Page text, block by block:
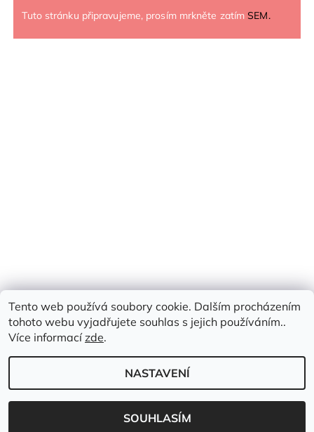
Tuto stránku připravujeme, prosím mrkněte zatímSEM.
2026 © Emimis.cz, všechna práva vyhrazena
Vytvořil Shoptet
Tento web používá soubory cookie. Dalším procházením
tohoto webu vyjadřujete souhlas s jejich používáním..
Více informacízde.
NASTAVENÍ
SOUHLASÍM